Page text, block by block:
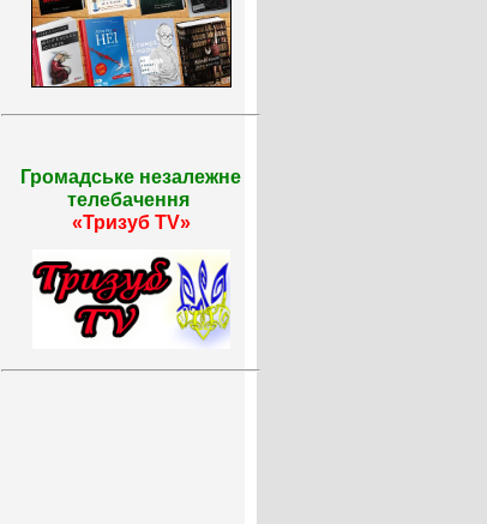
Громадське незалежне
телебачення
«Тризуб TV»